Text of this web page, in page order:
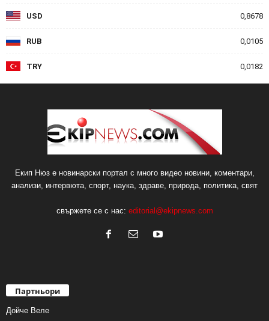
USD 0,8678
RUB 0,0105
TRY 0,0182
Екип Нюз е новинарски портал с много видео новини, коментари,
анализи, интервюта, спорт, наука, здраве, природа, политика, свят
свържете се с нас: editorial@ekipnews.com
Партньори
Дойче Веле